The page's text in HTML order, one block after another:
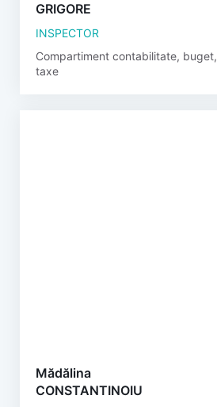
GRIGORE
INSPECTOR
Compartiment contabilitate,
taxe
Mădălina
CONSTANTINOIU